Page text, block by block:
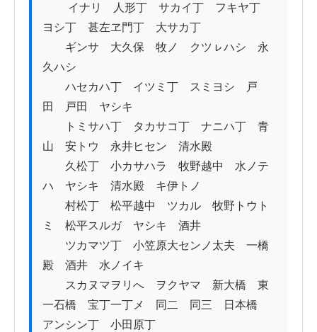
イナリ　人形丁　サカイ丁　フキヤ丁
ヨシ丁　甚左ヱ門丁　大サカ丁
ギンサ　大久保　牧ノ　クツㇾハシ　永
久ハシ
ハセカハ丁　イツミ丁　スミヨシ　戸
田　戸田　ヤシキ
トミサハ丁　タカサコ丁　ナニハ丁　青
山　安トウ　永井ヒセン　清水殿
久松丁　小カサハラ　牧野越中　水ノテ
ハ　ヤシキ　清水殿　キ伊トノ
村松丁　松平越中　ツカル　牧野トウト
ミ　松平スルガ　ヤシキ　酒井
ツカマツ丁　小笠原大センノ太夫　一橋
殿　酒井　水ノイキ
スカヌマヲリへ　ヲクヤマ　新大橋　東
一石橋　宝丁一丁メ　同二　同三　日本橋
アンシン丁　小田原丁